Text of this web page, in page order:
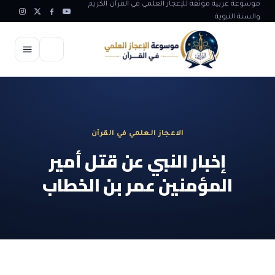
موسوعة عربية موثقة للإعجاز العلمي في القرآن الكريم
والسنة النبوية
الاعجاز الغيبي في القرآن
الاعجاز في علوم الفلك والفضاء
الاعجاز البياني و اللغوي في القرآن
آيات الله في جسم الانسان
المقالات
الاعجاز العلمي في القرآن
إخبار النبي عن قتل أمير
المؤمنين عمر بن الخطاب